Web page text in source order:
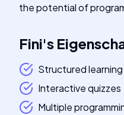
the potential of
Fini's
Structured
Interactive quizzes
Multiple